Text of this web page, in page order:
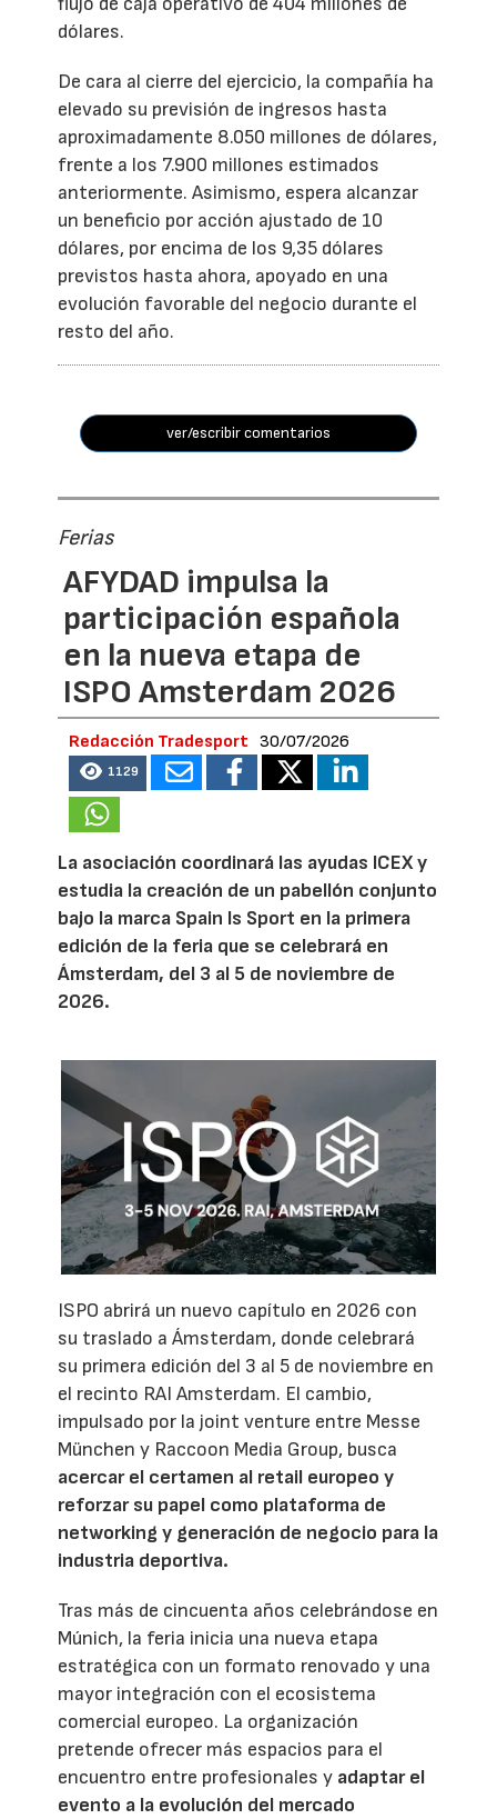
dólares.
De cara al cierre del ejercicio, la compañía ha
elevado su previsión de ingresos hasta
aproximadamente 8.050 millones de dólares,
frente a los 7.900 millones estimados
anteriormente. Asimismo, espera alcanzar
un beneficio por acción ajustado de 10
dólares, por encima de los 9,35 dólares
previstos hasta ahora, apoyado en una
evolución favorable del negocio durante el
resto del año.
ver/escribir comentarios
Ferias
AFYDAD impulsa la
participación española
en la nueva etapa de
ISPO Amsterdam 2026
Redacción Tradesport 30/07/2026
1129
La asociación coordinará las ayudas ICEX y
estudia la creación de un pabellón conjunto
bajo la marca Spain Is Sport en la primera
edición de la feria que se celebrará en
Ámsterdam, del 3 al 5 de noviembre de
2026.
ISPO abrirá un nuevo capítulo en 2026 con
su traslado a Ámsterdam, donde celebrará
su primera edición del 3 al 5 de noviembre en
el recinto RAI Amsterdam. El cambio,
impulsado por la joint venture entre Messe
München y Raccoon Media Group, busca
acercar el certamen al retail europeo y
reforzar su papel como plataforma de
networking y generación de negocio para la
industria deportiva.
Tras más de cincuenta años celebrándose en
Múnich, la feria inicia una nueva etapa
estratégica con un formato renovado y una
mayor integración con el ecosistema
comercial europeo. La organización
pretende ofrecer más espacios para el
encuentro entre profesionales y adaptar el
evento a la evolución del mercado